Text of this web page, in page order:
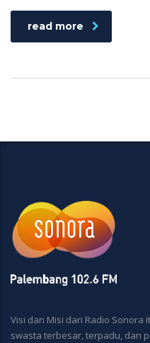
read more
Visi dan Misi dari Radio Sonora
swasta terbesar, terpadu, dan